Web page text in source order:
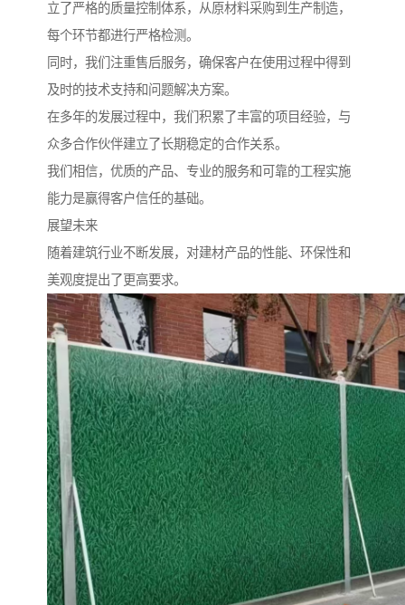
立了严格的质量控制体系，从原材料采购到生产制造，
每个环节都进行严格检测。
同时，我们注重售后服务，确保客户在使用过程中得到
及时的技术支持和问题解决方案。
在多年的发展过程中，我们积累了丰富的项目经验，与
众多合作伙伴建立了长期稳定的合作关系。
我们相信，优质的产品、专业的服务和可靠的工程实施
能力是赢得客户信任的基础。
展望未来
随着建筑行业不断发展，对建材产品的性能、环保性和
美观度提出了更高要求。